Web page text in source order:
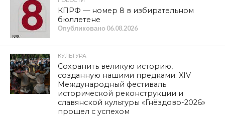
За подмену штрихкода на товаре
назначен уголовный штраф
В Смоленской области
Россельхознадзором выявлены
захламленные
сельскохозяйственные земли